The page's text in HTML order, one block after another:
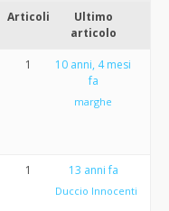
Articoli
Ultimo
articolo
1
10 anni, 4 mesi
fa
marghe
1 13 anni fa
Duccio Innocenti